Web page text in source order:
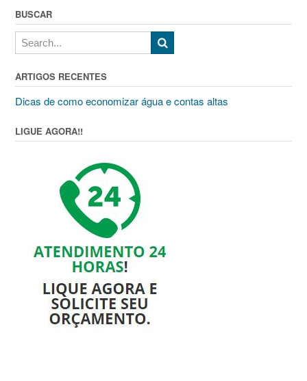
BUSCAR
ARTIGOS RECENTES
Dicas de como economizar água e contas altas
LIGUE AGORA!!